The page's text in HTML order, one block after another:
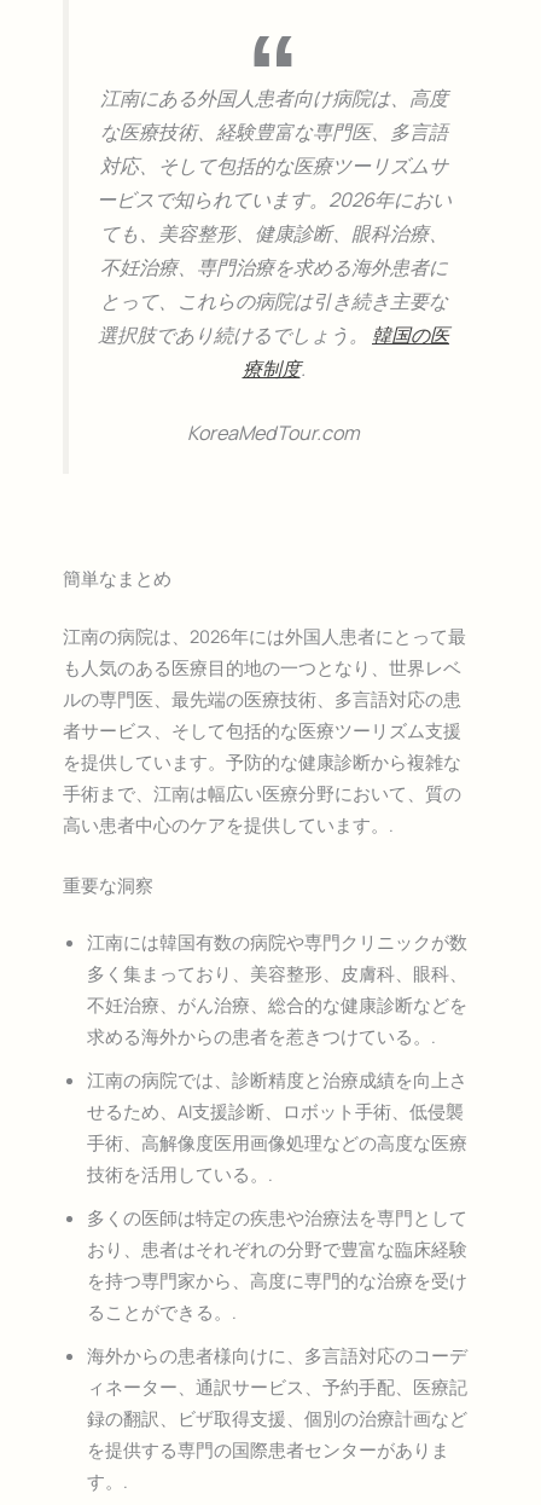
江南にある外国人患者向け病院は、高度
な医療技術、経験豊富な専門医、多言語
対応、そして包括的な医療ツーリズムサ
ービスで知られています。2026年におい
ても、美容整形、健康診断、眼科治療、
不妊治療、専門治療を求める海外患者に
とって、これらの病院は引き続き主要な
選択肢であり続けるでしょう。 韓国の医
療制度.
KoreaMedTour.com
簡単なまとめ
江南の病院は、2026年には外国人患者にとって最
も人気のある医療目的地の一つとなり、世界レベ
ルの専門医、最先端の医療技術、多言語対応の患
者サービス、そして包括的な医療ツーリズム支援
を提供しています。予防的な健康診断から複雑な
手術まで、江南は幅広い医療分野において、質の
高い患者中心のケアを提供しています。.
重要な洞察
江南には韓国有数の病院や専門クリニックが数
多く集まっており、美容整形、皮膚科、眼科、
不妊治療、がん治療、総合的な健康診断などを
求める海外からの患者を惹きつけている。.
江南の病院では、診断精度と治療成績を向上さ
せるため、AI支援診断、ロボット手術、低侵襲
手術、高解像度医用画像処理などの高度な医療
技術を活用している。.
多くの医師は特定の疾患や治療法を専門として
おり、患者はそれぞれの分野で豊富な臨床経験
を持つ専門家から、高度に専門的な治療を受け
ることができる。.
海外からの患者様向けに、多言語対応のコーデ
ィネーター、通訳サービス、予約手配、医療記
録の翻訳、ビザ取得支援、個別の治療計画など
を提供する専門の国際患者センターがありま
す。.